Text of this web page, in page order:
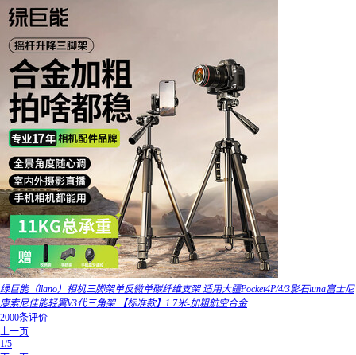
绿巨能（llano）相机三脚架单反微单碳纤维支架 适用大疆Pocket4P/4/3影石luna富士尼
康索尼佳能轻翼V3代三角架 【标准款】1.7米-加粗航空合金
2000条评价
上一页
1/5